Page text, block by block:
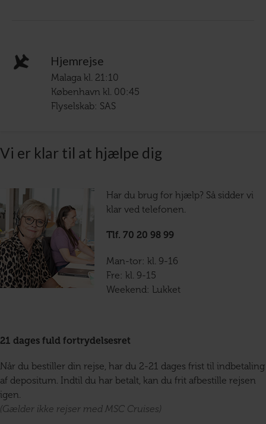
Hjemrejse
Malaga kl. 21:10
København kl. 00:45
Flyselskab: SAS
Vi er klar til at hjælpe dig
Har du brug for hjælp? Så sidder vi
klar ved telefonen.
Tlf. 70 20 98 99
Man-tor: kl. 9-16
Fre: kl. 9-15
Weekend: Lukket
21 dages fuld fortrydelsesret
Når du bestiller din rejse, har du 2-21 dages frist til indbetaling
af depositum. Indtil du har betalt, kan du frit afbestille rejsen
igen.
(Gælder ikke rejser med MSC Cruises)